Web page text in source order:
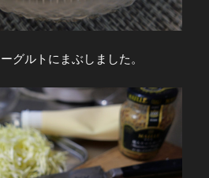
グルトにまぶしました。